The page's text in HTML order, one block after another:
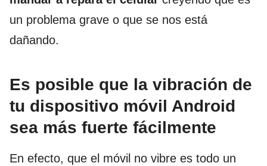
un problema grave o que se nos está
dañando.
Es posible que la vibración de
tu dispositivo móvil Android
sea más fuerte fácilmente
En efecto, que el móvil no vibre es todo un